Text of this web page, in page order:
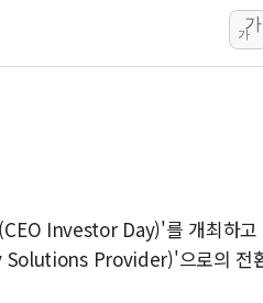
'월가의 황제' 다이먼 "금
양주 섬유염색공장서 화재
우크라 드론 전술, 중남미
주한미군 "오산기지 누출,
구미 폐염산처리업체서
가
가
Investor Day)'를 개최하고
Solutions Provider)'으로의 전